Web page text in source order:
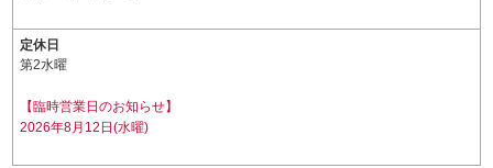
定休日
第2水曜
【臨時営業日のお知らせ】
2026年8月12日(水曜)